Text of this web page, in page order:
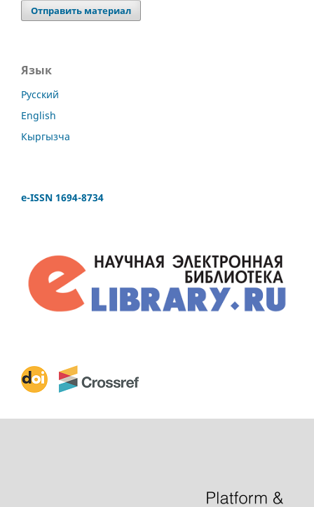
Отправить материал
Язык
Русский
English
Кыргызча
e-ISSN 1694-8734